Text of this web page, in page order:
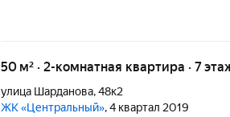
50 м² · 2-комнатная квартира · 7
улица Шарданова,48к2
ЖК «Центральный», 4 квартал 2019